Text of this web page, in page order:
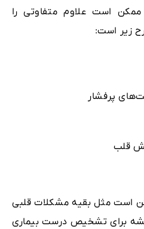
است علاوم متفاوتی را
زیر است:
پرفشار
قلب
است مثل بقیه مشکلات قلبی
برای تشخیص درست بیماری